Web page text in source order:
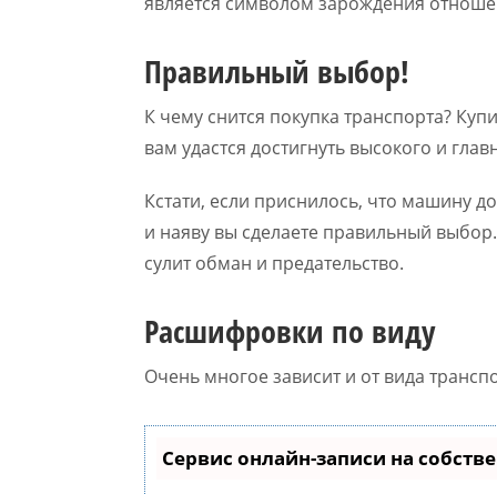
Правильный выбор!
К чему снится покупка транспорта?
вам удастся достигнуть высокого и
Кстати, если приснилось, что машину
и наяву вы сделаете правильный
сулит обман и предательство.
Расшифровки по виду
Очень многое зависит и от вида
Сервис онлайн-записи на